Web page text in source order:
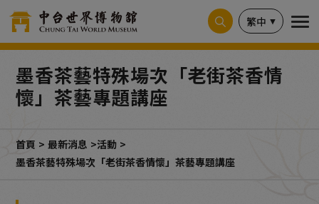
繁中
墨香茶藝特殊場次「老街茶香情
懷」茶藝專題講座
首頁 最新消息
活動
墨香茶藝特殊場次「老街茶香情懷」茶藝專題講座
Cookie管理面板